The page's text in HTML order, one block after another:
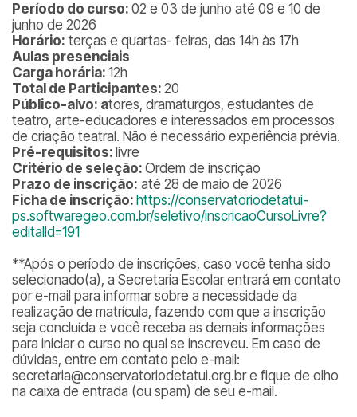
Período do curso: 02 e 03 de junho até 09 e 10 de
junho de 2026
Horário: terças e quartas- feiras, das 14h às 17h
Aulas presenciais
Carga horária: 12h
Total de Participantes: 20
Público-alvo: atores, dramaturgos, estudantes de
teatro, arte-educadores e interessados em processos
de criação teatral. Não é necessário experiência prévia.
Pré-requisitos: livre
Critério de seleção: Ordem de inscrição
Prazo de inscrição: até 28 de maio de 2026
Ficha de inscrição: https://conservatoriodetatui-
ps.softwaregeo.com.br/seletivo/inscricaoCursoLivre?
editalId=191
**Após o período de inscrições, caso você tenha sido
selecionado(a), a Secretaria Escolar entrará em contato
por e-mail para informar sobre a necessidade da
realização de matrícula, fazendo com que a inscrição
seja concluída e você receba as demais informações
para iniciar o curso no qual se inscreveu. Em caso de
dúvidas, entre em contato pelo e-mail:
secretaria@conservatoriodetatui.org.br e fique de olho
na caixa de entrada (ou spam) de seu e-mail.